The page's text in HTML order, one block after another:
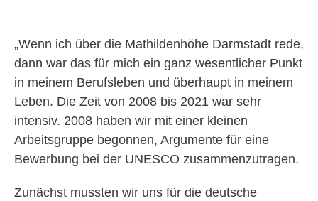
„Wenn ich über die Mathildenhöhe Darmstadt rede,
dann war das für mich ein ganz wesentlicher Punkt
in meinem Berufsleben und überhaupt in meinem
Leben. Die Zeit von 2008 bis 2021 war sehr
intensiv. 2008 haben wir mit einer kleinen
Arbeitsgruppe begonnen, Argumente für eine
Bewerbung bei der UNESCO zusammenzutragen.
Zunächst mussten wir uns für die deutsche